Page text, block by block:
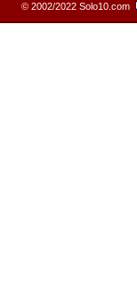
© 2002/2022 Solo10.com